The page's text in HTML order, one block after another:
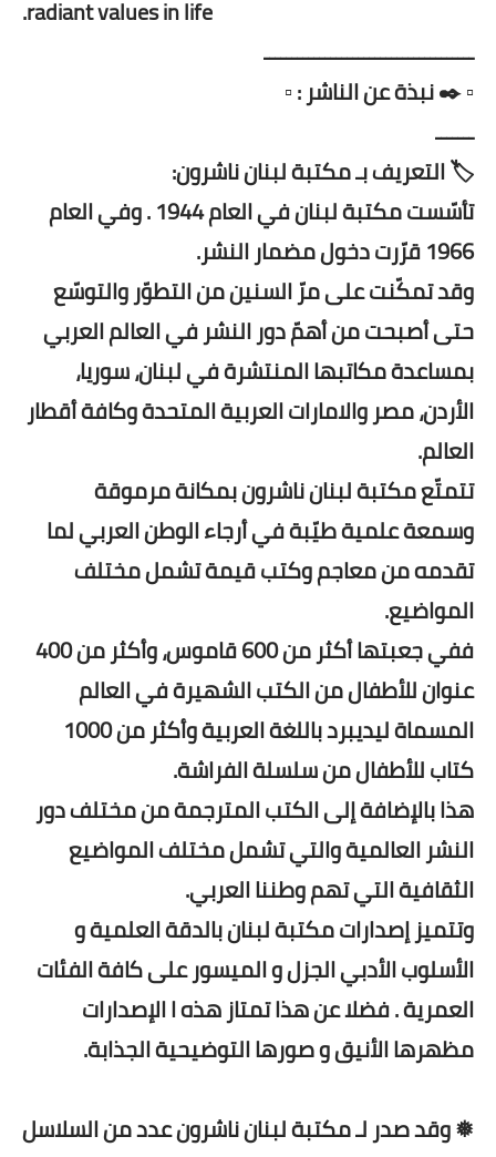
radiant values ​​in life.
ــــــــــــــــــــــــــــــــــــــ
▫️ ✒️ نبذة عن الناشر : ▫️
ـــــــ
🏷️ التعريف بـ مكتبة لبنان ناشرون:
تأسّست مكتبة لبنان في العام 1944 . وفي العام
1966 قرّرت دخول مضمار النشر.
وقد تمكّنت على مرّ السنين من التطوّر والتوسّع
حتى أصبحت من أهمّ دور النشر في العالم العربي
بمساعدة مكاتبها المنتشرة في لبنان، سوريا،
الأردن، مصر والامارات العربية المتحدة وكافة أقطار
العالم.
تتمتّع مكتبة لبنان ناشرون بمكانة مرموقة
وسمعة علمية طيّبة في أرجاء الوطن العربي لما
تقدمه من معاجم وكتب قيمة تشمل مختلف
المواضيع.
ففي جعبتها أكثر من 600 قاموس، وأكثر من 400
عنوان للأطفال من الكتب الشهيرة في العالم
المسماة ليديبرد باللغة العربية وأكثر من 1000
كتاب للأطفال من سلسلة الفراشة.
هذا بالإضافة إلى الكتب المترجمة من مختلف دور
النشر العالمية والتي تشمل مختلف المواضيع
الثقافية التي تهم وطننا العربي.
وتتميز إصدارات مكتبة لبنان بالدقة العلمية و
الأسلوب الأدبي الجزل و الميسور على كافة الفئات
العمرية . فضلا عن هذا تمتاز هذه ا الإصدارات
مظهرها الأنيق و صورها التوضيحية الجذابة.
❅ وقد صدر لـ مكتبة لبنان ناشرون عدد من السلاسل